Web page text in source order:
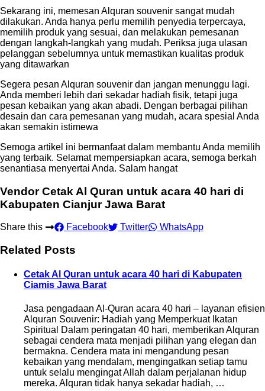
Sekarang ini, memesan Alquran souvenir sangat mudah
dilakukan. Anda hanya perlu memilih penyedia terpercaya,
memilih produk yang sesuai, dan melakukan pemesanan
dengan langkah-langkah yang mudah. Periksa juga ulasan
pelanggan sebelumnya untuk memastikan kualitas produk
yang ditawarkan
Segera pesan Alquran souvenir dan jangan menunggu lagi.
Anda memberi lebih dari sekadar hadiah fisik, tetapi juga
pesan kebaikan yang akan abadi. Dengan berbagai pilihan
desain dan cara pemesanan yang mudah, acara spesial Anda
akan semakin istimewa
Semoga artikel ini bermanfaat dalam membantu Anda memilih
yang terbaik. Selamat mempersiapkan acara, semoga berkah
senantiasa menyertai Anda. Salam hangat
Vendor Cetak Al Quran untuk acara 40 hari di
Kabupaten Cianjur Jawa Barat
Share this Facebook Twitter WhatsApp
Related Posts
Cetak Al Quran untuk acara 40 hari di Kabupaten
Ciamis Jawa Barat
Jasa pengadaan Al-Quran acara 40 hari – layanan efisien
Alquran Souvenir: Hadiah yang Memperkuat Ikatan
Spiritual Dalam peringatan 40 hari, memberikan Alquran
sebagai cendera mata menjadi pilihan yang elegan dan
bermakna. Cendera mata ini mengandung pesan
kebaikan yang mendalam, mengingatkan setiap tamu
untuk selalu mengingat Allah dalam perjalanan hidup
mereka. Alquran tidak hanya sekadar hadiah, …